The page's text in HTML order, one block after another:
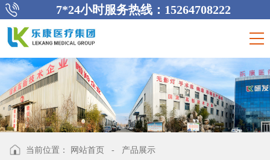
7*24小时服务热线：15264708222
当前位置： 网站首页 - 产品展示